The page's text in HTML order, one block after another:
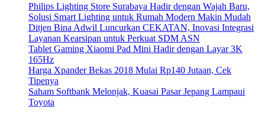
Philips Lighting Store Surabaya Hadir dengan Wajah Baru,
Solusi Smart Lighting untuk Rumah Modern Makin Mudah
Ditjen Bina Adwil Luncurkan CEKATAN, Inovasi Integrasi
Layanan Kearsipan untuk Perkuat SDM ASN
Tablet Gaming Xiaomi Pad Mini Hadir dengan Layar 3K
165Hz
Harga Xpander Bekas 2018 Mulai Rp140 Jutaan, Cek
Tipenya
Saham Softbank Melonjak, Kuasai Pasar Jepang Lampaui
Toyota